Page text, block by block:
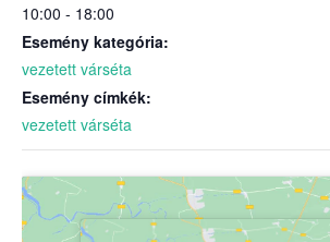
10:00 - 18:00
Esemény kategória:
vezetett várséta
Esemény címkék:
vezetett várséta